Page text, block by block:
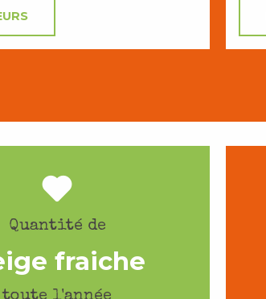
Quantité de
fraiche